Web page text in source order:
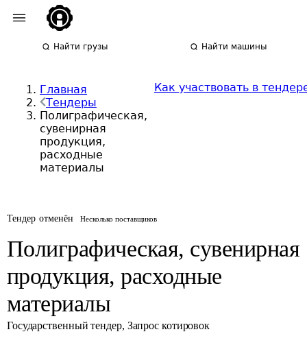
Найти грузы Найти машины
Главная
Тендеры
Полиграфическая,
сувенирная
продукция,
расходные
материалы
Как участвовать в
Тендер отменён Несколько поставщиков
Полиграфическая, сувенирная
продукция, расходные
материалы
Государственный тендер, Запрос котировок